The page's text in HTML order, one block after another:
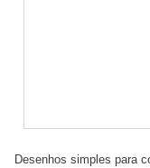
Desenhos simples para